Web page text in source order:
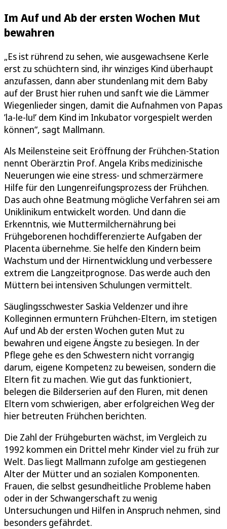
Im Auf und Ab der ersten Wochen Mut
bewahren
„Es ist rührend zu sehen, wie ausgewachsene Kerle
erst zu schüchtern sind, ihr winziges Kind überhaupt
anzufassen, dann aber stundenlang mit dem Baby
auf der Brust hier ruhen und sanft wie die Lämmer
Wiegenlieder singen, damit die Aufnahmen von Papas
’la-le-lu!’ dem Kind im Inkubator vorgespielt werden
können“, sagt Mallmann.
Als Meilensteine seit Eröffnung der Frühchen-Station
nennt Oberärztin Prof. Angela Kribs medizinische
Neuerungen wie eine stress- und schmerzärmere
Hilfe für den Lungenreifungsprozess der Frühchen.
Das auch ohne Beatmung mögliche Verfahren sei am
Uniklinikum entwickelt worden. Und dann die
Erkenntnis, wie Muttermilchernährung bei
Frühgeborenen hochdifferenzierte Aufgaben der
Placenta übernehme. Sie helfe den Kindern beim
Wachstum und der Hirnentwicklung und verbessere
extrem die Langzeitprognose. Das werde auch den
Müttern bei intensiven Schulungen vermittelt.
Säuglingsschwester Saskia Veldenzer und ihre
Kolleginnen ermuntern Frühchen-Eltern, im stetigen
Auf und Ab der ersten Wochen guten Mut zu
bewahren und eigene Ängste zu besiegen. In der
Pflege gehe es den Schwestern nicht vorrangig
darum, eigene Kompetenz zu beweisen, sondern die
Eltern fit zu machen. Wie gut das funktioniert,
belegen die Bilderserien auf den Fluren, mit denen
Eltern vom schwierigen, aber erfolgreichen Weg der
hier betreuten Frühchen berichten.
Die Zahl der Frühgeburten wächst, im Vergleich zu
1992 kommen ein Drittel mehr Kinder viel zu früh zur
Welt. Das liegt Mallmann zufolge am gestiegenen
Alter der Mütter und an sozialen Komponenten.
Frauen, die selbst gesundheitliche Probleme haben
oder in der Schwangerschaft zu wenig
Untersuchungen und Hilfen in Anspruch nehmen, sind
besonders gefährdet.